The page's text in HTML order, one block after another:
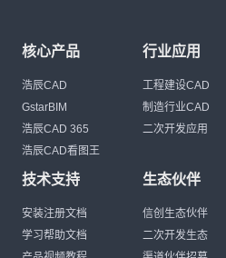
核心产品
浩辰CAD
GstarBIM
浩辰CAD 365
浩辰CAD看图王
行业应用
工程建设CAD
制造行业CAD
二次开发应用
技术支持
安装注册文档
学习帮助文档
生态伙伴
信创生态伙伴
二次开发生态